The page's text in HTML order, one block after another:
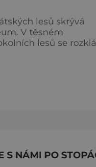
lesů skrývá
V těsném
lesů se
lze
S NÁMI PO